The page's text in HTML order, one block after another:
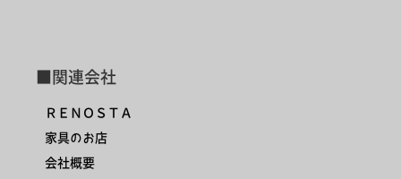
■関連会社
ＲＥＮＯＳＴＡ
家具のお店
会社概要